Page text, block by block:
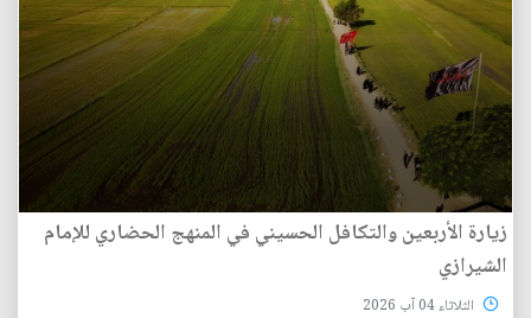
زيارة الأربعين والتكافل الحسيني في المنهج الحضاري للإمام
الشيرازي
الثلاثاء 04 آب 2026